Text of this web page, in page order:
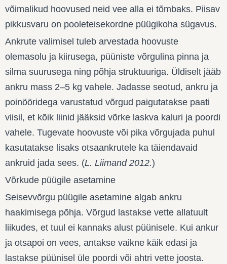
võimalikud hoovused neid vee alla ei tõmbaks. Piisav
pikkusvaru on pooleteisekordne püügikoha sügavus.
Ankrute valimisel tuleb arvestada hoovuste
olemasolu ja kiirusega, püüniste võrgulina pinna ja
silma suurusega ning põhja struktuuriga. Üldiselt jääb
ankru mass 2–5 kg vahele. Jadasse seotud, ankru ja
poinööridega varustatud võrgud paigutatakse paati
viisil, et kõik liinid jääksid võrke laskva kaluri ja poordi
vahele. Tugevate hoovuste või pika võrgujada puhul
kasutatakse lisaks otsaankrutele ka täiendavaid
ankruid jada sees. (L. Liimand 2012.)
Võrkude püügile asetamine
Seisevvõrgu püügile asetamine algab ankru
haakimisega põhja. Võrgud lastakse vette allatuult
liikudes, et tuul ei kannaks alust püünisele. Kui ankur
ja otsapoi on vees, antakse vaikne käik edasi ja
lastakse püünisel üle poordi või ahtri vette joosta.